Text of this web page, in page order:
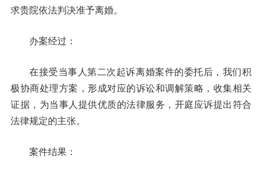
求贵院依法判决准予离婚。
办案经过：
在接受当事人第二次起诉离婚案件的委托后，我们积
极协商处理方案，形成对应的诉讼和调解策略，收集相关
证据，为当事人提供优质的法律服务，开庭应诉提出符合
法律规定的主张。
案件结果：